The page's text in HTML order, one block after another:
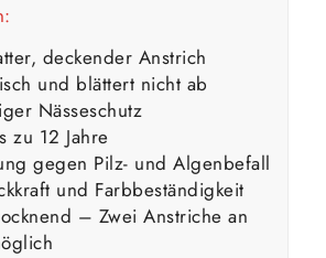
deckender Anstrich
und blättert nicht ab
Nässeschutz
zu 12 Jahre
gegen Pilz- und Algenbefall
und Farbbeständigkeit
– Zwei Anstriche an